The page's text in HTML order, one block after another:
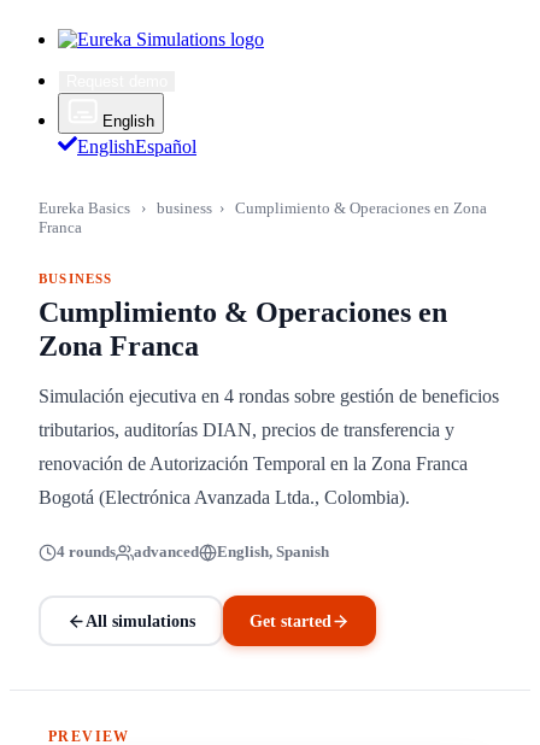
English
EnglishEspañol
Eureka Basics › business › Cumplimiento & Operaciones en Zona
Franca
BUSINESS
Cumplimiento & Operaciones en
Zona Franca
Simulación ejecutiva en 4 rondas sobre gestión de beneficios
tributarios, auditorías DIAN, precios de transferencia y
renovación de Autorización Temporal en la Zona Franca
Bogotá (Electrónica Avanzada Ltda., Colombia).
4 rounds advanced English, Spanish
All simulations Get started
PREVIEW